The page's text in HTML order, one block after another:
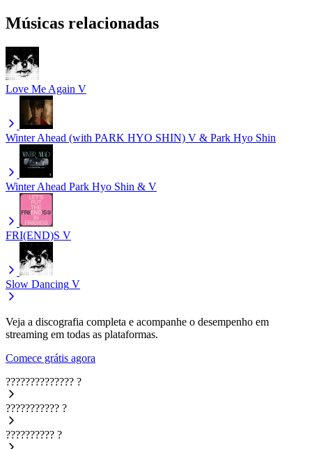
Músicas relacionadas
Love Me Again V
Winter Ahead (with PARK HYO SHIN) V & Park Hyo Shin
Winter Ahead Park Hyo Shin & V
FRI(END)S V
Slow Dancing V
Veja a discografia completa e acompanhe o desempenho em
streaming em todas as plataformas.
Comece grátis agora
?????????????? ?
??????????? ?
?????????? ?